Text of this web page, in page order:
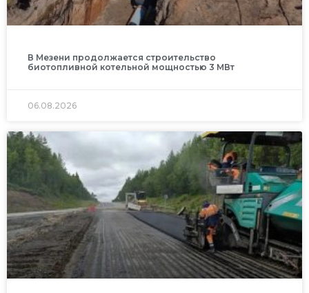
В Мезени продолжается строительство
биотопливной котельной мощностью 3 МВт
06.08.2026